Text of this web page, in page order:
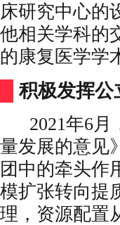
床研究中心的
他相关学科的
的康复医学学
积极发挥公
2021年6月
量发展的意见
团中的牵头作
模扩张转向提
理，资源配置